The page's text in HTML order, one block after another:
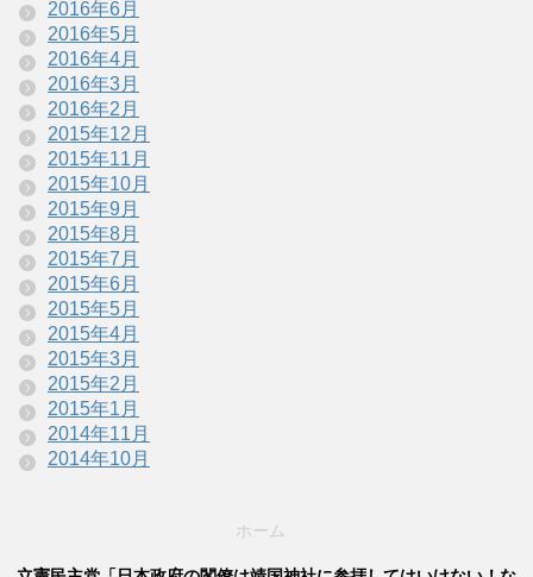
2016年6月
2016年5月
2016年4月
2016年3月
2016年2月
2015年12月
2015年11月
2015年10月
2015年9月
2015年8月
2015年7月
2015年6月
2015年5月
2015年4月
2015年3月
2015年2月
2015年1月
2014年11月
2014年10月
ホーム